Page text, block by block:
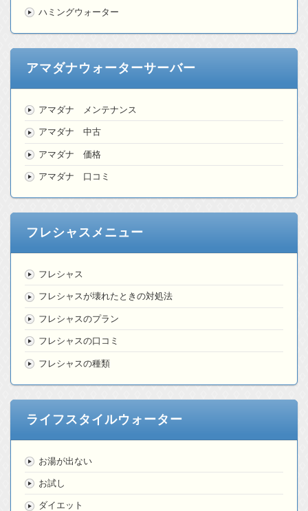
ハミングウォーター
アマダナウォーターサーバー
アマダナ メンテナンス
アマダナ 中古
アマダナ 価格
アマダナ 口コミ
フレシャスメニュー
フレシャス
フレシャスが壊れたときの対処法
フレシャスのプラン
フレシャスの口コミ
フレシャスの種類
ライフスタイルウォーター
お湯が出ない
お試し
ダイエット